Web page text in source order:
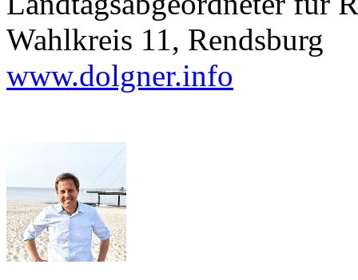
Wahlkreis 11, Rendsburg
www.dolgner.info